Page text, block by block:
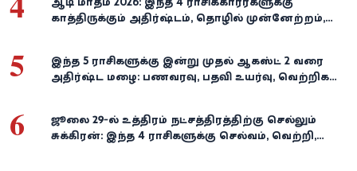
காத்திருக்கும் அதிர்ஷ்டம், தொழில் முன்னேற்றம்,
5
இந்த 5 ராசிகளுக்கு இன்று முதல் ஆகஸ்ட் 2 வரை
அதிர்ஷ்ட மழை: பணவரவு, பதவி உயர்வு, வெற்றிகள்
6
ஜூலை 29-ல் உத்திரம் நட்சத்திரத்திற்கு செல்லும்
சுக்கிரன்: இந்த 4 ராசிகளுக்கு செல்வம், வெற்றி,